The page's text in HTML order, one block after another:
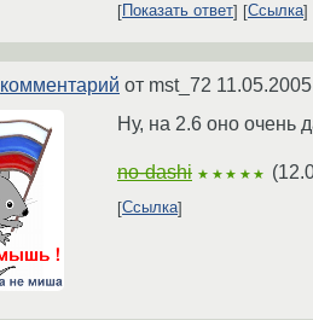
Показать ответ Ссылка
комментарий от mst_72
Ну, на 2.6 оно очень
no-dashi ★★★★★ (
Ссылка